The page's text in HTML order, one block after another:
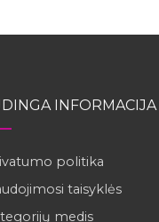
INFORMACIJA
politika
taisyklės
medis